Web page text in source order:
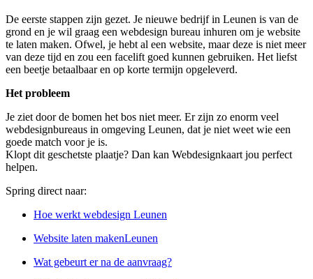
De eerste stappen zijn gezet. Je nieuwe bedrijf in Leunen is van de
grond en je wil graag een webdesign bureau inhuren om je website
te laten maken. Ofwel, je hebt al een website, maar deze is niet meer
van deze tijd en zou een facelift goed kunnen gebruiken. Het liefst
een beetje betaalbaar en op korte termijn opgeleverd.
Het probleem
Je ziet door de bomen het bos niet meer. Er zijn zo enorm veel
webdesignbureaus in omgeving Leunen, dat je niet weet wie een
goede match voor je is.
Klopt dit geschetste plaatje? Dan kan Webdesignkaart jou perfect
helpen.
Spring direct naar:
Hoe werkt webdesign Leunen
Website laten makenLeunen
Wat gebeurt er na de aanvraag?